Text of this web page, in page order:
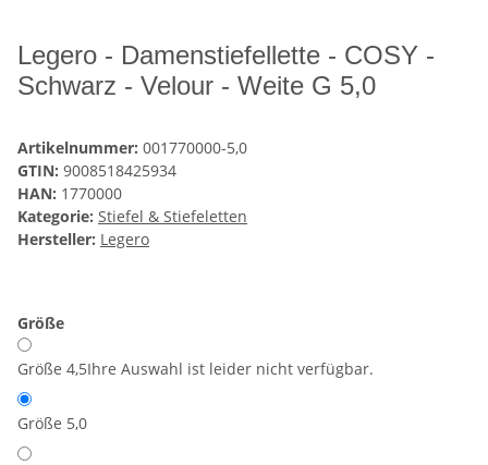
Legero - Damenstiefellette - COSY -
Schwarz - Velour - Weite G 5,0
Artikelnummer: 001770000-5,0
GTIN: 9008518425934
HAN: 1770000
Kategorie: Stiefel & Stiefeletten
Hersteller: Legero
Größe
Größe 4,5Ihre Auswahl ist leider nicht verfügbar.
Größe 5,0